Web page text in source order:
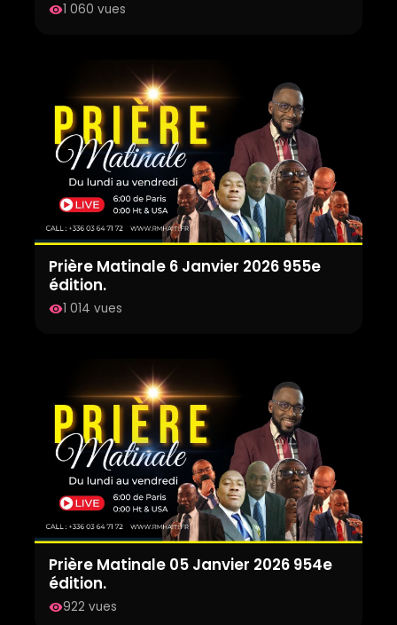
visibility1 060 vues
Prière Matinale 6 Janvier 2026 955e
édition.
visibility1 014 vues
Prière Matinale 05 Janvier 2026 954e
édition.
visibility922 vues